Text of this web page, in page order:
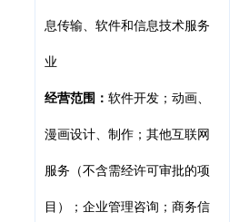
息传输、软件和信息技术服务
业
经营范围： 软件开发；动画、
漫画设计、制作；其他互联网
服务（不含需经许可审批的项
目）；企业管理咨询；商务信